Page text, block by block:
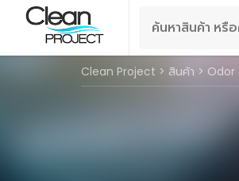
Search
for:
Clean Project > สินค้า >